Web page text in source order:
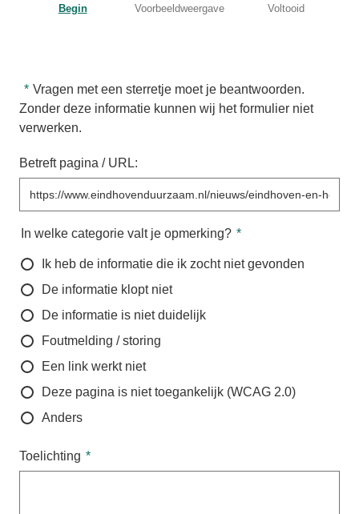
Huidige
Begin Voorbeeldweergave Voltooid
Vragen met een sterretje moet je beantwoorden.
Zonder deze informatie kunnen wij het formulier niet
verwerken.
Betreft pagina / URL:
In welke categorie valt je opmerking?
Ik heb de informatie die ik zocht niet gevonden
De informatie klopt niet
De informatie is niet duidelijk
Foutmelding / storing
Een link werkt niet
Deze pagina is niet toegankelijk (WCAG 2.0)
Anders
Toelichting